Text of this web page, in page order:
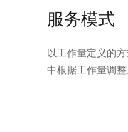
服务模式
以工作量定义的
中根据工作量调整